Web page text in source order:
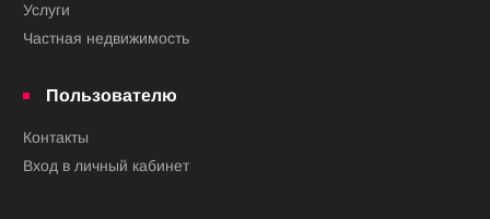
Услуги
Частная недвижимость
Пользователю
Контакты
Вход в личный кабинет